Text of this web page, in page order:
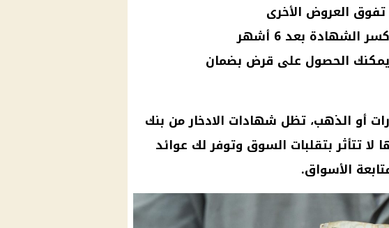
العروض الأخرى
بعد 6 أشهر
الحصول على قرض بضمان
أو الذهب، تظل شهادات الادخار من بنك
لا تتأثر بتقلبات السوق وتوفر لك عوائد
الأسواق.